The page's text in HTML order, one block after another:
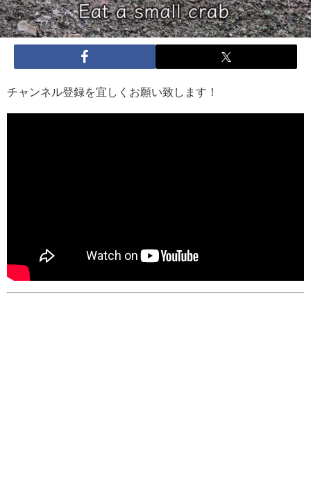
チャンネル登録を宜しくお願い致します！